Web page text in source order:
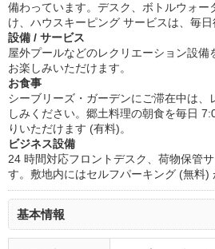
備わっています。デスク、ボトルウォー
け、ハウスキーピング サービスは、毎日
設備 / サービス
屋外プールなどのレクリエーション設備
お楽しみいただけます。
お食事
シーブリーズ・ガーデンにご滞在中は、
しみください。郷土料理の朝食を毎日
りいただけます (有料)。
ビジネス設備
24 時間対応フロントデスク、荷物保管
す。敷地内にはセルフパーキング (無料)
基本情報